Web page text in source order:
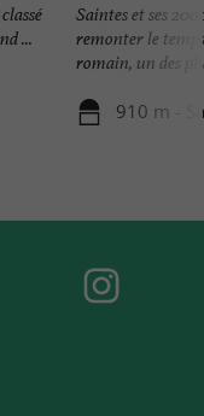
...
Saintes et ses
remonter le
romain, un des
910 m -